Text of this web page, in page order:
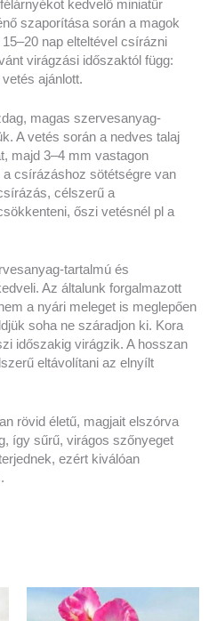
kedvelő miniatűr
szaporítása során a magok
nap elteltével csírázni
virágzási időszaktól függ:
ajánlott.
magas szervesanyag-
A vetés során a nedves talaj
majd 3–4 mm vastagon
csírázáshoz sötétségre van
célszerű a
őszi vetésnél pl a
tartalmú és
Az általunk forgalmazott
a nyári meleget is meglepően
soha ne száradjon ki. Kora
időszakig virágzik. A hosszan
eltávolítani az elnyílt
rövid életű, magjait elszórva
így sűrű, virágos szőnyeget
ezért kiválóan